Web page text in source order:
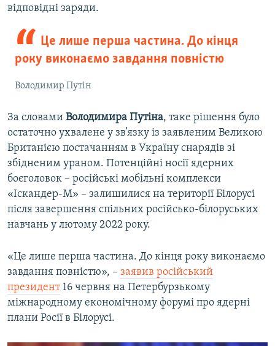
відповідні заряди.
Це лише перша частина. До кінця
року виконаємо завдання повністю
Володимир Путін
За словами Володимира Путіна, таке рішення було
остаточно ухвалене у зв’язку із заявленим Великою
Британією постачанням в Україну снарядів зі
збідненим ураном. Потенційні носії ядерних
боєголовок – російські мобільні комплекси
«Іскандер-М» – залишилися на території Білорусі
після завершення спільних російсько-білоруських
навчань у лютому 2022 року.
«Це лише перша частина. До кінця року виконаємо
завдання повністю», – заявив російський
президент16 червня на Петербурзькому
міжнародному економічному форумі про ядерні
плани Росії в Білорусі.